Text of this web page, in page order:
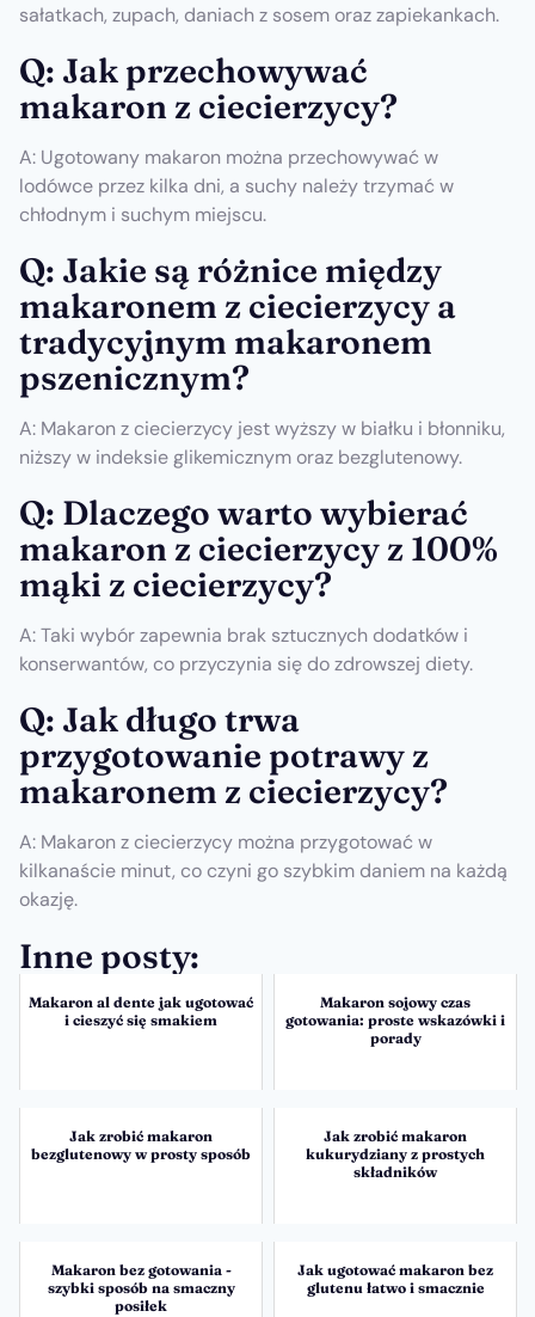
sałatkach, zupach, daniach z sosem oraz zapiekankach.
Q: Jak przechowywać
makaron z ciecierzycy?
A: Ugotowany makaron można przechowywać w
lodówce przez kilka dni, a suchy należy trzymać w
chłodnym i suchym miejscu.
Q: Jakie są różnice między
makaronem z ciecierzycy a
tradycyjnym makaronem
pszenicznym?
A: Makaron z ciecierzycy jest wyższy w białku i błonniku,
niższy w indeksie glikemicznym oraz bezglutenowy.
Q: Dlaczego warto wybierać
makaron z ciecierzycy z 100%
mąki z ciecierzycy?
A: Taki wybór zapewnia brak sztucznych dodatków i
konserwantów, co przyczynia się do zdrowszej diety.
Q: Jak długo trwa
przygotowanie potrawy z
makaronem z ciecierzycy?
A: Makaron z ciecierzycy można przygotować w
kilkanaście minut, co czyni go szybkim daniem na każdą
okazję.
Inne posty:
Makaron al dente jak ugotować
i cieszyć się smakiem
Makaron sojowy czas
gotowania: proste wskazówki i
porady
Jak zrobić makaron
bezglutenowy w prosty sposób
Jak zrobić makaron
kukurydziany z prostych
składników
Makaron bez gotowania -
szybki sposób na smaczny
posiłek
Jak ugotować makaron bez
glutenu łatwo i smacznie